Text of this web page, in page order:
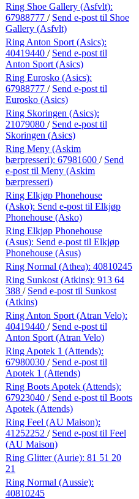
Ring Shoe Gallery (Asfvlt):
67988777 / Send e-post til Shoe
Gallery (Asfvlt)
Ring Anton Sport (Asics):
40419440 / Send e-post til
Anton Sport (Asics)
Ring Eurosko (Asics):
67988777 / Send e-post til
Eurosko (Asics)
Ring Skoringen (Asics):
21079080 / Send e-post til
Skoringen (Asics)
Ring Meny (Askim
bærpresseri): 67981600 / Send
e-post til Meny (Askim
bærpresseri)
Ring Elkjøp Phonehouse
(Asko): Send e-post til Elkjøp
Phonehouse (Asko)
Ring Elkjøp Phonehouse
(Asus): Send e-post til Elkjøp
Phonehouse (Asus)
Ring Normal (Athea): 40810245
Ring Sunkost (Atkins): 913 64
388 / Send e-post til Sunkost
(Atkins)
Ring Anton Sport (Atran Velo):
40419440 / Send e-post til
Anton Sport (Atran Velo)
Ring Apotek 1 (Attends):
67980030 / Send e-post til
Apotek 1 (Attends)
Ring Boots Apotek (Attends):
67923040 / Send e-post til Boots
Apotek (Attends)
Ring Feel (AU Maison):
41252252 / Send e-post til Feel
(AU Maison)
Ring Glitter (Aurie): 81 51 20
21
Ring Normal (Aussie):
40810245